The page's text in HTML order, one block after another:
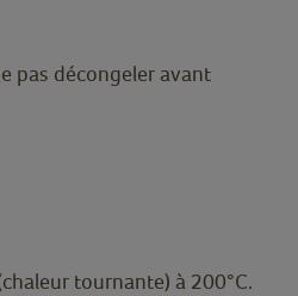
pas décongeler avant
tournante) à 200°C.